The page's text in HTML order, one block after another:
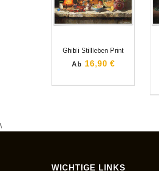
Ghibli Stillleben Print
Ab 16,90 €
\
WICHTIGE LINKS